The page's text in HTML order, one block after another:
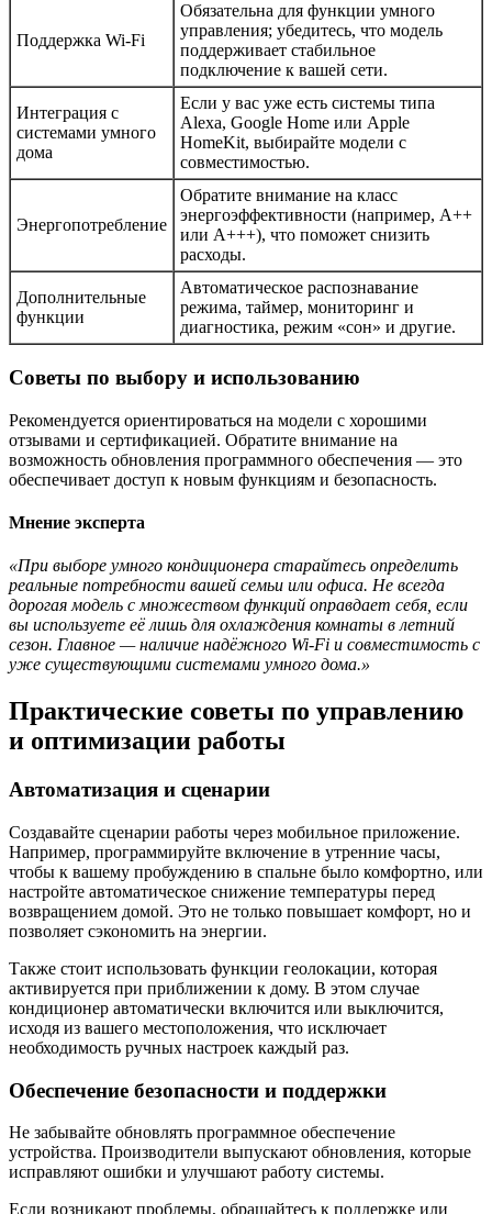
Поддержка Wi-Fi
Обязательна для функции умного
управления; убедитесь, что модель
поддерживает стабильное
подключение к вашей сети.
Интеграция с
системами умного
дома
Если у вас уже есть системы типа
Alexa, Google Home или Apple
HomeKit, выбирайте модели с
совместимостью.
Энергопотребление
Обратите внимание на класс
энергоэффективности (например, A++
или A+++), что поможет снизить
расходы.
Дополнительные
функции
Автоматическое распознавание
режима, таймер, мониторинг и
диагностика, режим «сон» и другие.
Советы по выбору и использованию
Рекомендуется ориентироваться на модели с хорошими
отзывами и сертификацией. Обратите внимание на
возможность обновления программного обеспечения — это
обеспечивает доступ к новым функциям и безопасность.
Мнение эксперта
«При выборе умного кондиционера старайтесь определить
реальные потребности вашей семьи или офиса. Не всегда
дорогая модель с множеством функций оправдает себя, если
вы используете её лишь для охлаждения комнаты в летний
сезон. Главное — наличие надёжного Wi-Fi и совместимость с
уже существующими системами умного дома.»
Практические советы по управлению
и оптимизации работы
Автоматизация и сценарии
Создавайте сценарии работы через мобильное приложение.
Например, программируйте включение в утренние часы,
чтобы к вашему пробуждению в спальне было комфортно, или
настройте автоматическое снижение температуры перед
возвращением домой. Это не только повышает комфорт, но и
позволяет сэкономить на энергии.
Также стоит использовать функции геолокации, которая
активируется при приближении к дому. В этом случае
кондиционер автоматически включится или выключится,
исходя из вашего местоположения, что исключает
необходимость ручных настроек каждый раз.
Обеспечение безопасности и поддержки
Не забывайте обновлять программное обеспечение
устройства. Производители выпускают обновления, которые
исправляют ошибки и улучшают работу системы.
Если возникают проблемы, обращайтесь к поддержке или